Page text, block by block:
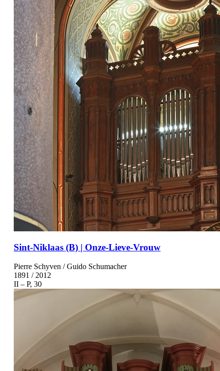
Sint-Niklaas (B) | Onze-Lieve-Vrouw
Pierre Schyven / Guido Schumacher
1891 / 2012
II – P, 30